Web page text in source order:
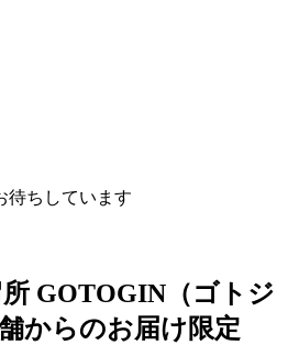
待ちしています
GOTOGIN（ゴトジ
からのお届け限定